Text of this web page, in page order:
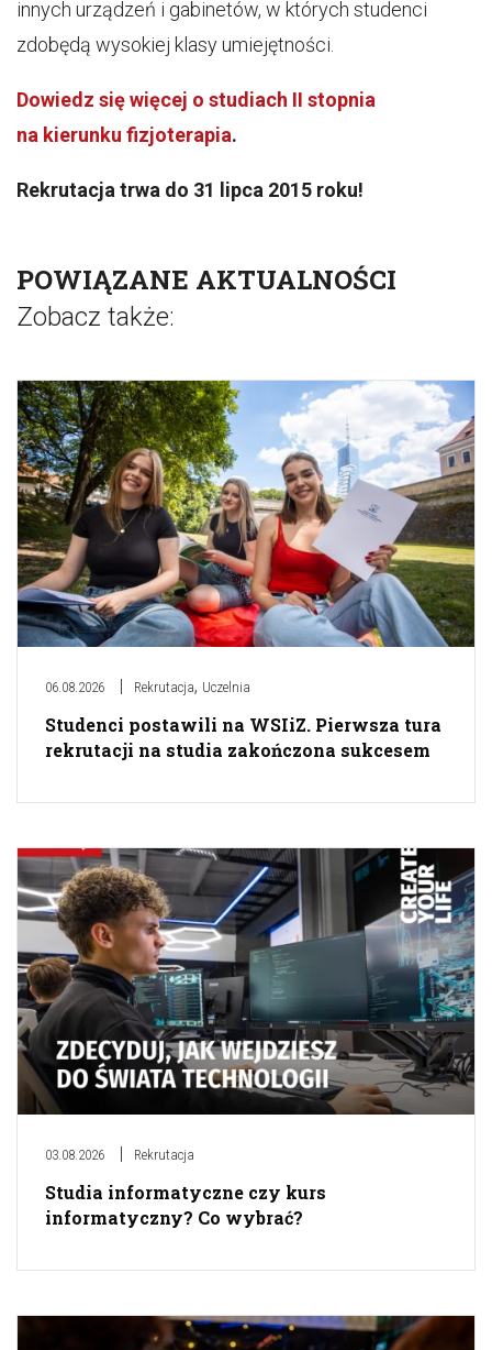
innych urządzeń i gabinetów, w których studenci
zdobędą wysokiej klasy umiejętności.
Dowiedz się więcej o studiach II stopnia
na kierunku fizjoterapia.
Rekrutacja trwa do 31 lipca 2015 roku!
POWIĄZANE AKTUALNOŚCI
Zobacz także:
06.08.2026 Rekrutacja, Uczelnia
Studenci postawili na WSIiZ. Pierwsza tura
rekrutacji na studia zakończona sukcesem
03.08.2026 Rekrutacja
Studia informatyczne czy kurs
informatyczny? Co wybrać?